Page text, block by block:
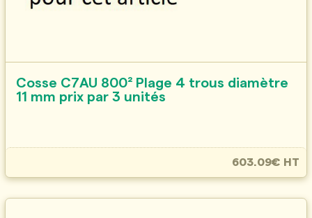
Cosse C7AU 800² Plage 4 trous diamètre
11 mm prix par 3 unités
603.09€ HT